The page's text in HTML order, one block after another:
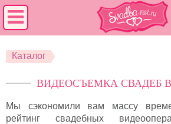
Каталог
ВИДЕОСЪЕМКА СВАДЕБ В
Мы сэкономили вам массу
рейтинг свадебных